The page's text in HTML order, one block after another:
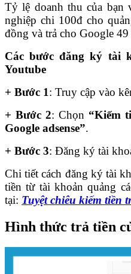
Tỷ lệ doanh thu của bạn
nghiệp chi 100đ cho
đồng và trả cho Google
Các bước đăng ký tài
Youtube
+ Bước 1: Truy cập vào
+ Bước 2: Chọn “Kiếm
Google adsense”.
+ Bước 3: Đăng ký tài
Chi tiết cách đăng ký tài
tiền từ tài khoản quảng
tại: Tuyệt chiêu kiếm tiền
Hình thức trả tiền